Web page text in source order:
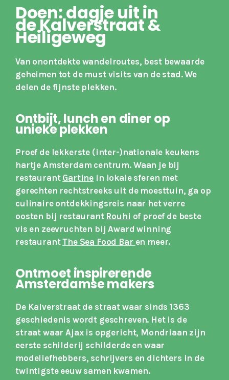
Doen: dagje uit in
deKalverstraat &
Heiligeweg
Van onontdekte wandelroutes, best bewaarde
geheimen tot de must visits van de stad. We
delen de fijnste plekken.
Ontbijt, lunch en diner op
unieke plekken
Proef de lekkerste (inter-)nationale keukens
hartje Amsterdam centrum. Waan je bij
restaurant Gartine in lokale sferen met
gerechten rechtstreeks uit de moesttuin, ga op
culinaire ontdekkingsreis naar het verre
oosten bij restaurant Rouhi of proef de beste
vis en zeevruchten bij Award winning
restaurantThe Sea Food Bar en meer.
Ontmoet inspirerende
Amsterdamse makers
De Kalverstraat de straat waar sinds 1363
geschiedenis wordt geschreven. Het is de
straat waar Ajax is opgericht, Mondriaan zijn
eerste schilderij schilderde en waar
modeliefhebbers, schrijvers en dichters in de
twintigste eeuw samen kwamen.